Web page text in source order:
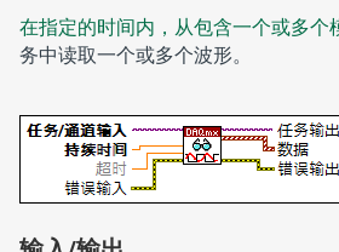
在指定的时间内，从包含一个或多个
务中读取一个或多个波形。